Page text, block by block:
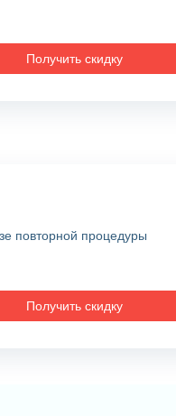
Получить скидку
повторной процедуры
Получить скидку